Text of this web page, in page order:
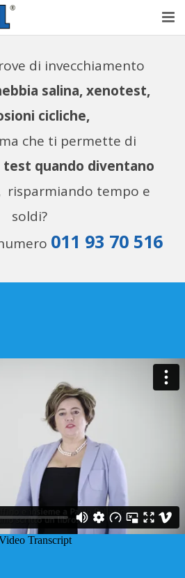
di invecchiamento
salina, xenotest,
cicliche,
che ti permette di
quando diventano
risparmiando tempo e
soldi?
011 93 70 516